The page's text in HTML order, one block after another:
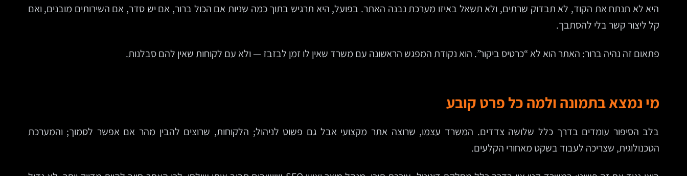
היא לא תנתח את הקוד, לא תבדוק שרתים, ולא תשאל באיזו מערכת נבנה האתר. בפועל, היא תרגיש בתוך כמה שניות אם הכול ברור, אם יש סדר, אם השירותים מובנים, ואם
קל ליצור קשר בלי להסתבך.
פתאום זה נהיה ברור: האתר הוא לא “כרטיס ביקור”. הוא נקודת המפגש הראשונה עם משרד שאין לו זמן לבזבז — ולא עם לקוחות שאין להם סבלנות.
מי נמצא בתמונה ולמה כל פרט קובע
בלב הסיפור עומדים בדרך כלל שלושה צדדים. המשרד עצמו, שרוצה אתר מקצועי אבל גם פשוט לניהול; הלקוחות, שרוצים להבין מהר אם אפשר לסמוך; והמערכת
הטכנולוגית, שצריכה לעבוד בשקט מאחורי הקלעים.